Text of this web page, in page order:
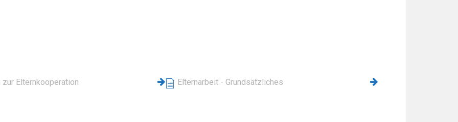
zur Elternkooperation Elternarbeit - Grundsätzliches